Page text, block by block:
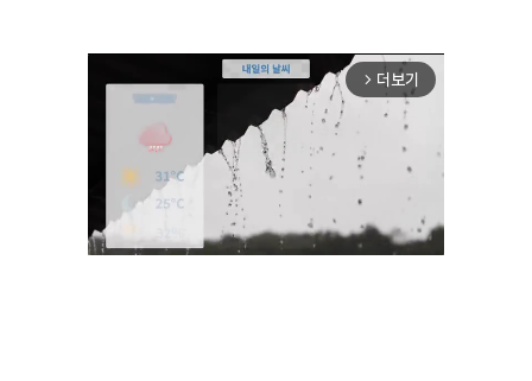
arrow_forward_ios 더보기